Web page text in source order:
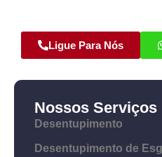
Ligue Para Nós
Nossos Serviços
Desentupimento
Desentupimento de